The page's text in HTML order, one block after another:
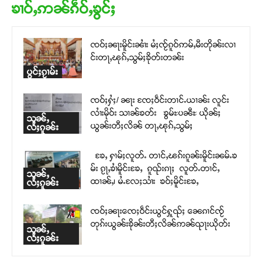
ၶၢဝ်ႇဢၼ်ၵဵဝ်ႇၶွင်ႈ
ပွင်ႈၵႂၢမ်း
ၸဝ်ႈၼႃးမိူင်းၼၢႆး မႆႈၸႂ်ၵူဝ်ဢမ်ႇမီးတိုၼ်းလၢ
င်းတႃႇၽုၵ်ႇသွမ်ႈၶိုတ်းတၼ်း
သုၼ်ႇ
လႆႈၵူၼ်း
ၸဝ်ႈႁႆႈ/ ၼႃး ၸႄႈဝဵင်းတၢင်ႉယၢၼ်း လူင်း
လၢႆးမိုဝ်း သၢၼ်ၶတ်း ၶွမ်ႊပၼီႊ ယိုၼ်ႈ
ယွၼ်းတီႈလိၼ် တႃႇၽုၵ်ႇသွမ်ႈ
သုၼ်ႇ
လႆႈၵူၼ်း
ၶႄႇ ႁၢမ်ႈလူတ်ႉ တၢင်ႇၽၵ်းၵူၼ်းမိူင်းၼမ်ႉၶ
မ်း ၵႂႃႇၶၢႆမိူင်းၶႄႇ ၵူၺ်းၵႃႈ လူတ်ႉတၢင်ႇ
ထၢၼ်ႇ၊ မႆႉလႄႈသၢႆး ၶဝ်ႈမိူင်းၶႄႇ
သုၼ်ႇ
လႆႈၵူၼ်း
ၸဝ်ႈၼႃးၸေႈဝဵင်းယွင်ႁူၺ်ႈ ၼေၵၢင်ၸႂ်
တုၵ်းယွၼ်းၶိုၼ်းတီႈလိၼ်ဢၼ်ၺႃးယိုတ်း